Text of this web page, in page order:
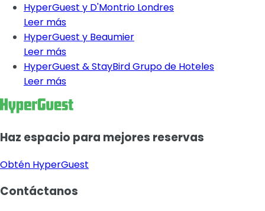
HyperGuest y D'Montrio Londres
Leer más
HyperGuest y Beaumier
Leer más
HyperGuest & StayBird Grupo de Hoteles
Leer más
Haz espacio para mejores reservas
Obtén HyperGuest
Contáctanos